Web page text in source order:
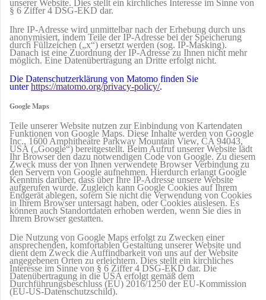
unserer Website. Dies stellt ein kirchliches Interesse im Sinne von
§ 6 Ziffer 4 DSG-EKD dar.
Ihre IP-Adresse wird unmittelbar nach der Erhebung durch uns
anonymisiert, indem Teile der IP-Adresse bei der Speicherung
durch Füllzeichen („x“) ersetzt werden (sog. IP-Masking).
Danach ist eine Zuordnung der IP-Adresse zu Ihnen nicht mehr
möglich. Eine Datenübertragung an Dritte erfolgt nicht.
Die Datenschutzerklärung von Matomo finden Sie
unterhttps://matomo.org/privacy-policy/.
Google Maps
Teile unserer Website nutzen zur Einbindung von Kartendaten
Funktionen von Google Maps. Diese Inhalte werden von Google
Inc., 1600 Amphitheatre Parkway Mountain View, CA 94043,
USA („Google“) bereitgestellt. Beim Aufruf unserer Website lädt
Ihr Browser den dazu notwendigen Code von Google. Zu diesem
Zweck muss der von Ihnen verwendete Browser Verbindung zu
den Servern von Google aufnehmen. Hierdurch erlangt Google
Kenntnis darüber, dass über Ihre IP-Adresse unsere Website
aufgerufen wurde. Zugleich kann Google Cookies auf Ihrem
Endgerät ablegen, sofern Sie nicht die Verwendung von Cookies
in Ihrem Browser untersagt haben, oder Cookies auslesen. Es
können auch Standortdaten erhoben werden, wenn Sie dies in
Ihrem Browser gestatten.
Die Nutzung von Google Maps erfolgt zu Zwecken einer
ansprechenden, komfortablen Gestaltung unserer Website und
dient dem Zweck die Auffindbarkeit von uns auf der Website
angegebenen Orten zu erleichtern. Dies stellt ein kirchliches
Interesse im Sinne von § 6 Ziffer 4 DSG-EKD dar. Die
Datenübertragung in die USA erfolgt gemäß dem
Durchführungsbeschluss (EU) 2016/1250 der EU-Kommission
(EU-US-Datenschutzschild).